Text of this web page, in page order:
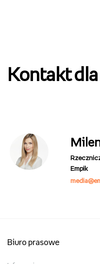
Kontakt
Empik
Biuro prasowe